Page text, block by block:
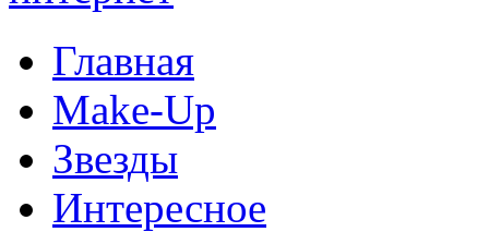
Главная
Make-Up
Звезды
Интересное